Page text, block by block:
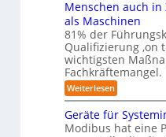
ü
r
R
o
b
o
t
ä
u
m
e
b
i
s
S
v
o
n
m
i
l
i
t
ä
r
i
s
o
n
e
n
-
S
c
h
w
i
ß
ä
s
e
n
t
a
t
i
o
n
v
o
Menschen auch
als Maschinen
81% der
Qualifizierung ‚on
wichtigsten
Fachkräftemangel.
Weiterlesen:
M
n
s
Geräte für
Modibus hat eine